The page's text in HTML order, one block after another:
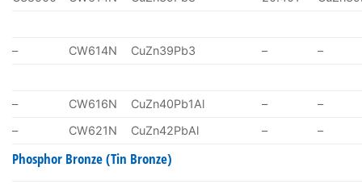
– CW614N CuZn39Pb3 – –
– CW616N CuZn40Pb1Al –
–
–
CW621N CuZn42PbAl – –
Phosphor Bronze (Tin Bronze)